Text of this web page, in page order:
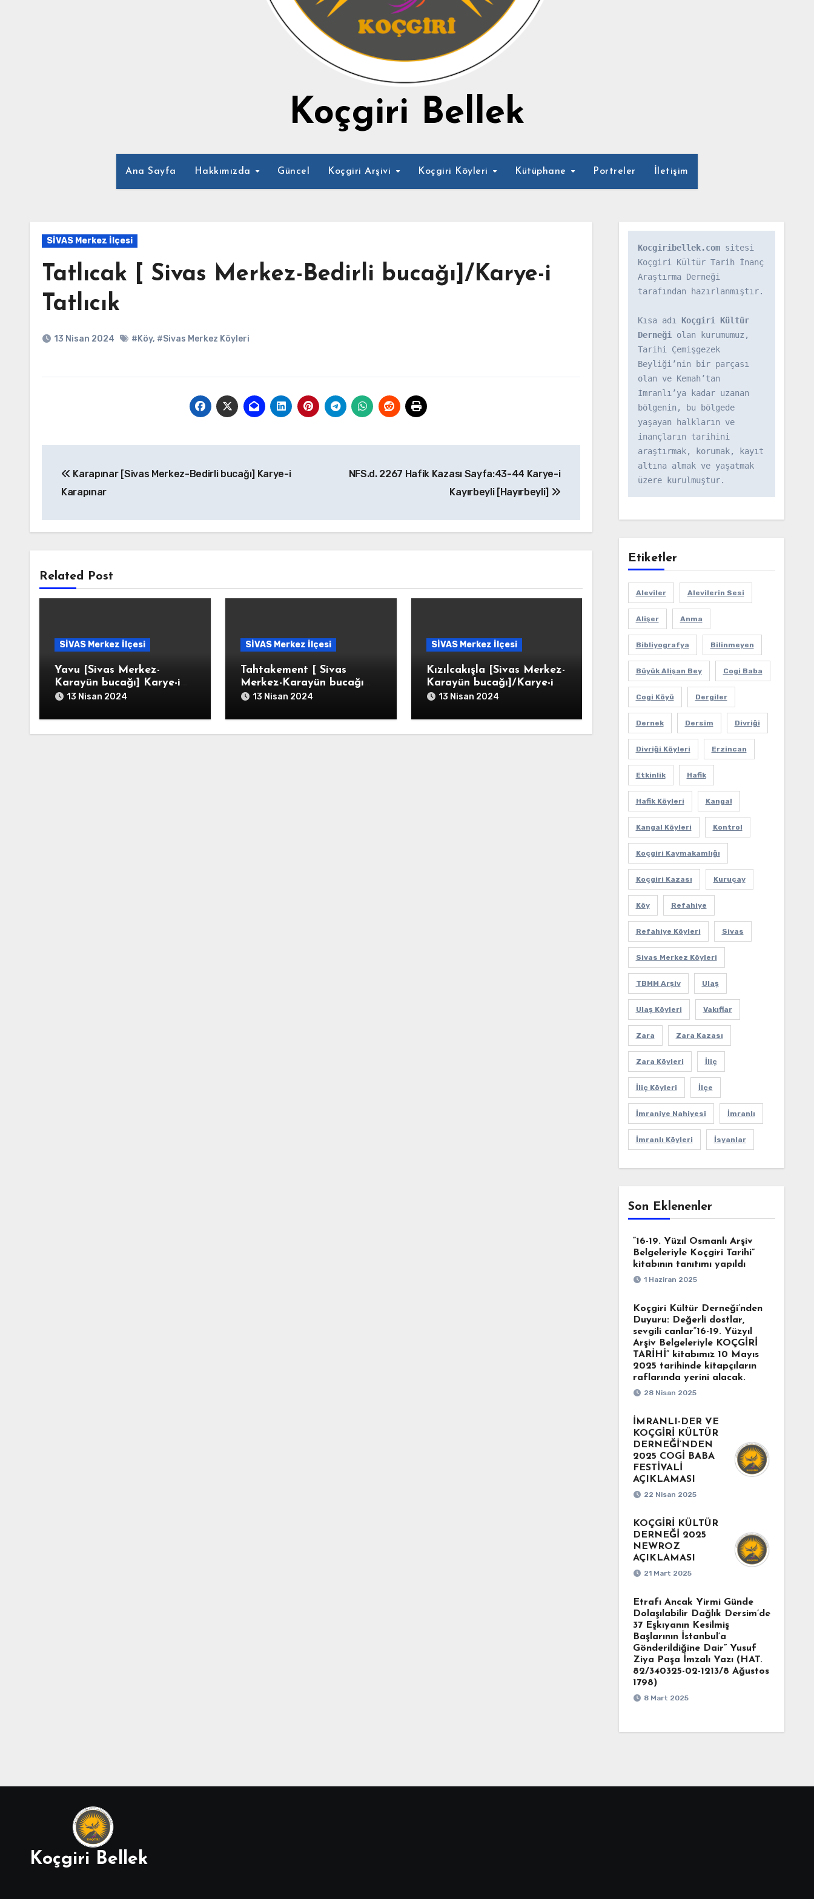
Koçgiri Bellek
Ana Sayfa Hakkımızda Güncel Koçgiri Arşivi Koçgiri Köyleri Kütüphane Portreler İletişim
SİVAS Merkez İlçesi
Tatlıcak [ Sivas Merkez-Bedirli bucağı]/Karye-i
Tatlıcık
13 Nisan 2024 #Köy, #Sivas Merkez Köyleri
gezinmesi
Karapınar [Sivas Merkez-Bedirli bucağı] Karye-i
Karapınar
NFS.d. 2267 Hafik Kazası Sayfa:43-44 Karye-i
Kayırbeyli [Hayırbeyli]
Related Post
SİVAS Merkez İlçesi
Yavu [Sivas Merkez-
Karayün bucağı] Karye-i
Yavu13 Nisan 2024
SİVAS Merkez İlçesi
Tahtakement [ Sivas
Merkez-Karayün bucağı
]/Taht-ı Kemend/Karye-i
13 Nisan 2024
SİVAS Merkez İlçesi
Kızılcakışla [Sivas Merkez-
Karayün bucağı]/Karye-i
Kızılca Kışla Der Kurb-ı
13 Nisan 2024
Kocgiribellek.com sitesi
Koçgiri Kültür Tarih İnanç
Araştırma Derneği
tarafından hazırlanmıştır.
Kısa adı Koçgiri Kültür
Derneği olan kurumumuz,
Tarihi Çemişgezek
Beyliği’nin bir parçası
olan ve Kemah’tan
İmranlı’ya kadar uzanan
bölgenin, bu bölgede
yaşayan halkların ve
inançların tarihini
araştırmak, korumak, kayıt
altına almak ve yaşatmak
üzere kurulmuştur.
Etiketler
Aleviler Alevilerin Sesi
Alişer Anma
Bibliyografya Bilinmeyen
Büyük Alişan Bey Cogi Baba
Cogi Köyü Dergiler
Dernek Dersim Divriği
Divriği Köyleri Erzincan
Etkinlik Hafik
Hafik Köyleri Kangal
Kangal Köyleri Kontrol
Koçgiri Kaymakamlığı
Koçgiri Kazası Kuruçay
Köy Refahiye
Refahiye Köyleri Sivas
Sivas Merkez Köyleri
TBMM Arşiv Ulaş
Ulaş Köyleri Vakıflar
Zara Zara Kazası
Zara Köyleri İliç
İliç Köyleri İlçe
İmraniye Nahiyesi İmranlı
İmranlı Köyleri İsyanlar
Son Eklenenler
“16-19. Yüzıl Osmanlı Arşiv
Belgeleriyle Koçgiri Tarihi”
kitabının tanıtımı yapıldı
1 Haziran 2025
Koçgiri Kültür Derneği’nden
Duyuru: Değerli dostlar,
sevgili canlar“16-19. Yüzyıl
Arşiv Belgeleriyle KOÇGİRİ
TARİHİ” kitabımız 10 Mayıs
2025 tarihinde kitapçıların
raflarında yerini alacak.
28 Nisan 2025
İMRANLI-DER VE
KOÇGİRİ KÜLTÜR
DERNEĞİ’NDEN
2025 COGİ BABA
FESTİVALİ
AÇIKLAMASI
22 Nisan 2025
KOÇGİRİ KÜLTÜR
DERNEĞİ 2025
NEWROZ
AÇIKLAMASI
21 Mart 2025
Etrafı Ancak Yirmi Günde
Dolaşılabilir Dağlık Dersim’de
37 Eşkıyanın Kesilmiş
Başlarının İstanbul’a
Gönderildiğine Dair” Yusuf
Ziya Paşa İmzalı Yazı (HAT.
82/340325-02-1213/8 Ağustos
1798)
8 Mart 2025
Koçgiri Bellek